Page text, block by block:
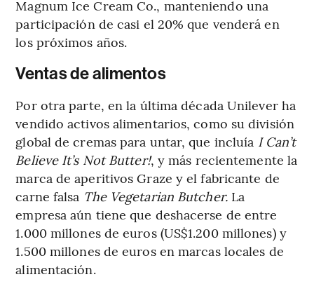
Magnum Ice Cream Co., manteniendo una
participación de casi el 20% que venderá en
los próximos años.
Ventas de alimentos
Por otra parte, en la última década Unilever ha
vendido activos alimentarios, como su división
global de cremas para untar, que incluía I Can’t
Believe It’s Not Butter!, y más recientemente la
marca de aperitivos Graze y el fabricante de
carne falsa The Vegetarian Butcher.La
empresa aún tiene que deshacerse de entre
1.000 millones de euros (US$1.200 millones) y
1.500 millones de euros en marcas locales de
alimentación.